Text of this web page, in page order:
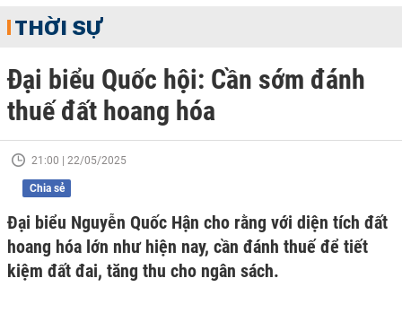
THỜI SỰ
Đại biểu Quốc hội: Cần sớm đánh
thuế đất hoang hóa
21:00 | 22/05/2025
Chia sẻ
Đại biểu Nguyễn Quốc Hận cho rằng với diện tích đất
hoang hóa lớn như hiện nay, cần đánh thuế để tiết
kiệm đất đai, tăng thu cho ngân sách.